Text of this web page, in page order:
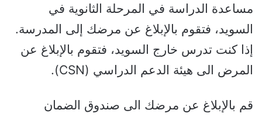
مساعدة الدراسة في المرحلة الثانوية في
السويد، فتقوم بالإبلاغ عن مرضك إلى المدرسة.
إذا كنت تدرس خارج السويد، فتقوم بالإبلاغ عن
المرض الى هيئة الدعم الدراسي (CSN).
قم بالإبلاغ عن مرضك الى صندوق الضمان